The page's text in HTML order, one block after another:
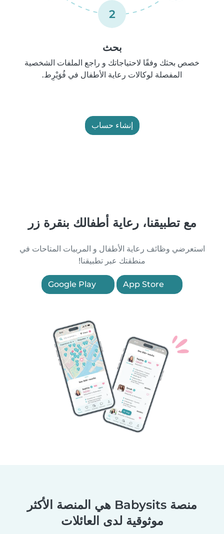
2
بحث
خصص بحثك وفقًا لاحتياجاتك و راجع الملفات الشخصية
المفصلة لوكالات رعاية الأطفال في فُوَيْرِط.
إنشاء حساب
مع تطبيقنا، رعاية أطفالك بنقرة زر
استعرضي وظائف رعاية الأطفال و المربيات المتاحات في
منطقتك عبر تطبيقنا!
منصة Babysits هي المنصة الأكثر
موثوقية لدى العائلات